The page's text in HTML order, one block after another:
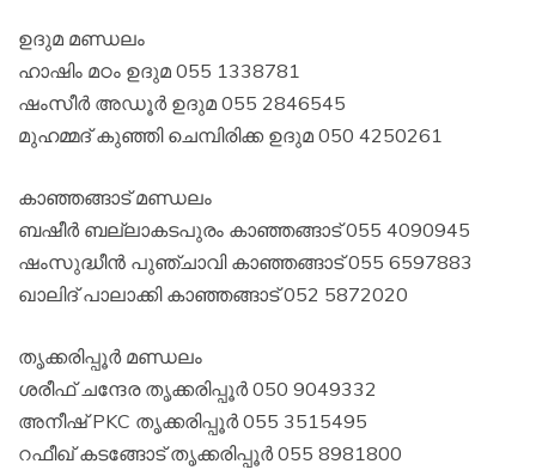
ഉദുമ മണ്ഡലം
ഹാഷിം മഠം ഉദുമ 055 1338781
ഷംസീർ അഡൂർ ഉദുമ 055 2846545
മുഹമ്മദ് കുഞ്ഞി ചെമ്പിരിക്ക ഉദുമ 050 4250261
കാഞ്ഞങ്ങാട് മണ്ഡലം
ബഷീർ ബല്ലാകടപുരം കാഞ്ഞങ്ങാട് 055 4090945
ഷംസുദ്ധീൻ പുഞ്ചാവി കാഞ്ഞങ്ങാട് 055 6597883
ഖാലിദ് പാലാക്കി കാഞ്ഞങ്ങാട് 052 5872020
തൃക്കരിപ്പൂർ മണ്ഡലം
ശരീഫ് ചന്ദേര തൃക്കരിപ്പൂർ 050 9049332
അനീഷ് PKC തൃക്കരിപ്പൂർ 055 3515495
റഫീഖ് കടങ്ങോട് തൃക്കരിപ്പൂർ 055 8981800